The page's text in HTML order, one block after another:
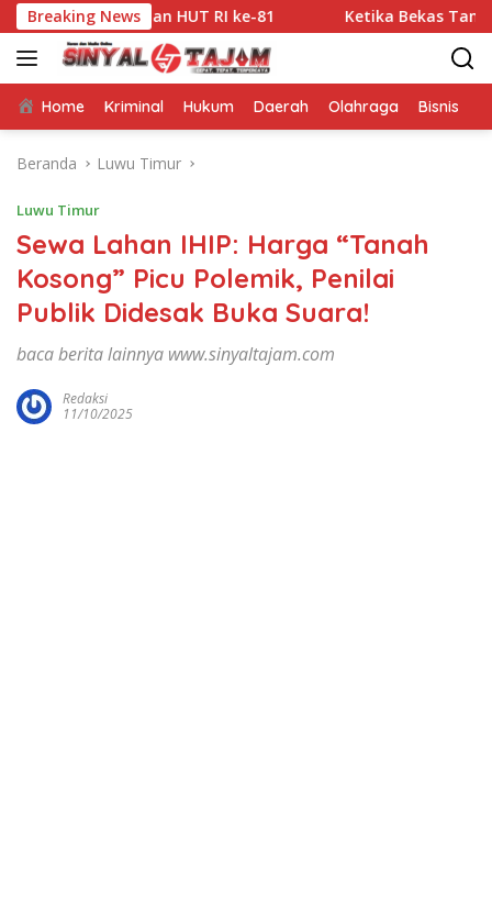
Langsung
ke
konten
Breaking News
HUT RI ke-81 Ketika Bekas Tambang Kembali
Home Kriminal Hukum Daerah Olahraga Bisnis
Beranda Luwu Timur
Luwu Timur
Sewa Lahan IHIP: Harga “Tanah
Kosong” Picu Polemik, Penilai
Publik Didesak Buka Suara!
baca berita lainnya www.sinyaltajam.com
Redaksi
11/10/2025